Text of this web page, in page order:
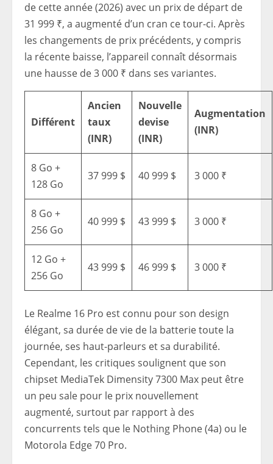
de cette année (2026) avec un prix de départ de
31 999 ₹, a augmenté d’un cran ce tour-ci. Après
les changements de prix précédents, y compris
la récente baisse, l’appareil connaît désormais
une hausse de 3 000 ₹ dans ses variantes.
Différent
Ancien
taux
(INR)
Nouvelle
devise
(INR)
Augmentation
(INR)
8 Go +
128 Go
37 999 $ 40 999 $ 3 000 ₹
8 Go +
256 Go
40 999 $ 43 999 $ 3 000 ₹
12 Go +
256 Go
43 999 $ 46 999 $ 3 000 ₹
Le Realme 16 Pro est connu pour son design
élégant, sa durée de vie de la batterie toute la
journée, ses haut-parleurs et sa durabilité.
Cependant, les critiques soulignent que son
chipset MediaTek Dimensity 7300 Max peut être
un peu sale pour le prix nouvellement
augmenté, surtout par rapport à des
concurrents tels que le Nothing Phone (4a) ou le
Motorola Edge 70 Pro.